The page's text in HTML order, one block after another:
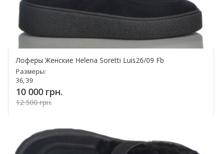
Лоферы Женские Helena Soretti Luis26/09 Fb
Размеры:
36, 39
10 000 грн.
12 500 грн.